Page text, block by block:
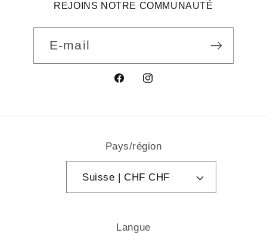
REJOINS NOTRE COMMUNAUTÉ
E-mail
FacebookInstagram
Pays/région
Suisse | CHF CHF
Langue